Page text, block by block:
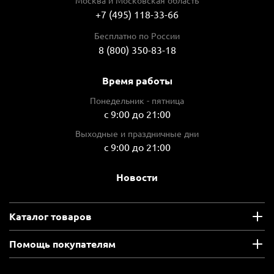
Материал изготовления
Артикул: B-24957
Тип оснастки
+7 (495) 118-33-66
Бесплатно по России
8 (800) 350-83-18
Время работы
Понедельник - пятница
с 9:00 до 21:00
Выходные и праздничные дни
с 9:00 до 21:00
Новости
Каталог товаров
Помощь покупателям